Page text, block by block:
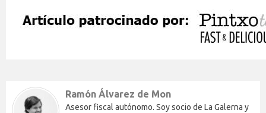
Ramón Álvarez de Mon
Asesor fiscal autónomo. Soy socio de La Galerna y